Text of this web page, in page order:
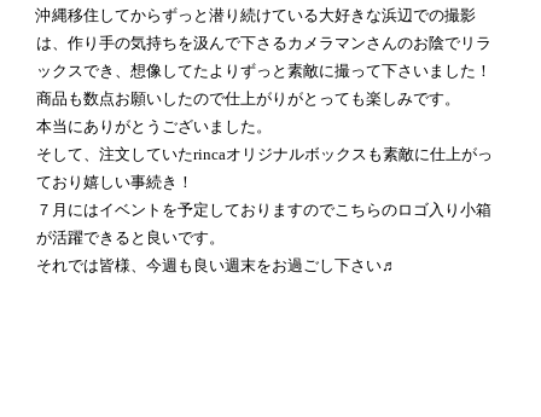
沖縄移住してからずっと潜り続けている大好きな浜辺での撮影
は、作り手の気持ちを汲んで下さるカメラマンさんのお陰でリラ
ックスでき、想像してたよりずっと素敵に撮って下さいました！
商品も数点お願いしたので仕上がりがとっても楽しみです。
本当にありがとうございました。
そして、注文していたrincaオリジナルボックスも素敵に仕上がっ
ており嬉しい事続き！
７月にはイベントを予定しておりますのでこちらのロゴ入り小箱
が活躍できると良いです。
それでは皆様、今週も良い週末をお過ごし下さい♬